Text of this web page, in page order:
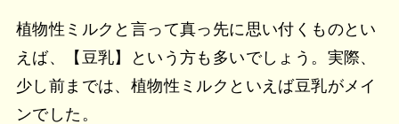
植物性ミルクと言って真っ先に思い付くものとい
えば、【豆乳】という方も多いでしょう。実際、
少し前までは、植物性ミルクといえば豆乳がメイ
ンでした。